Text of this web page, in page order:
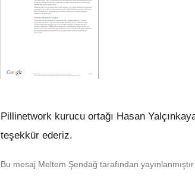
Pillinetwork kurucu ortağı Hasan
teşekkür ederiz.
Bu mesaj Meltem Şendağ tarafından yayınlanmıştır